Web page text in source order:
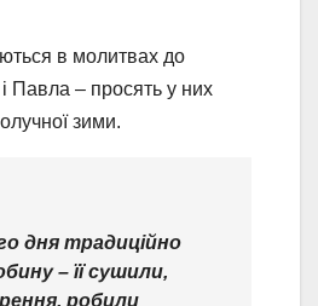
в молитвах до
Павла – просять у них
зими.
дня традиційно
– її сушили,
робили